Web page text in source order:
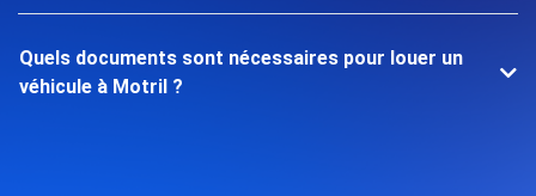
Quels documents sont nécessaires pour louer un
véhicule à Motril ?